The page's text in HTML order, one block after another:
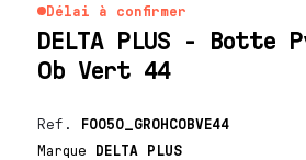
Délai à confirmer
DELTA PLUS - Botte
Ob Vert 44
Ref. F0050_GROHCOBVE44
Marque DELTA PLUS